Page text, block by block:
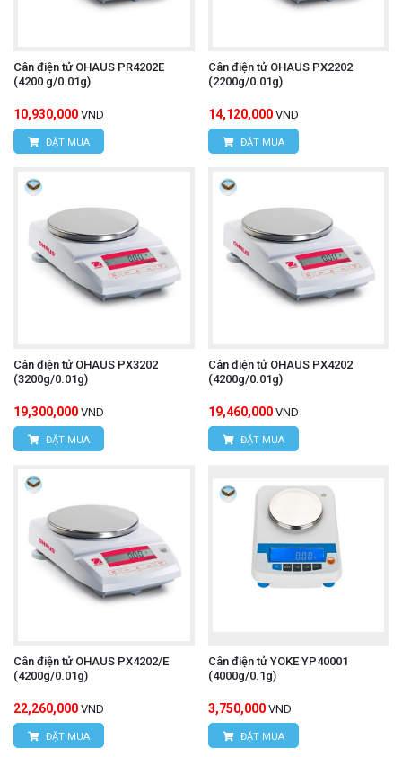
Cân điện tử OHAUS PR4202E
(4200 g/0.01g)
10,930,000 VND
ĐẶT MUA
Cân điện tử OHAUS PX2202
(2200g/0.01g)
14,120,000 VND
ĐẶT MUA
Cân điện tử OHAUS PX3202
(3200g/0.01g)
19,300,000 VND
ĐẶT MUA
Cân điện tử OHAUS PX4202
(4200g/0.01g)
19,460,000 VND
ĐẶT MUA
Cân điện tử OHAUS PX4202/E
(4200g/0.01g)
22,260,000 VND
ĐẶT MUA
Cân điện tử YOKE YP40001
(4000g/0.1g)
3,750,000 VND
ĐẶT MUA